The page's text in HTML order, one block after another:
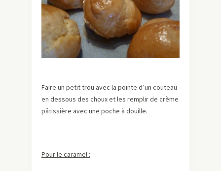
Faire un petit trou avec la pointe d’un couteau
en dessous des choux et les remplir de crème
pâtissière avec une poche à douille.
Pour le caramel :